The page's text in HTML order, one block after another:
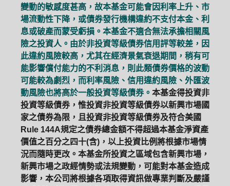
變動的敏感度甚高，故本基金可能會因利率上升、市
場流動性下降，或債券發行機構違約不支付本金、利
息或破產而蒙受虧損。本基金不適合無法承擔相關風
險之投資人。由於非投資等級債券信用評等較差，因
此違約風險較高，尤其在經濟景氣衰退期間，稍有可
能影響償付能力的不利消息，則此類債券價格的波動
可能較為劇烈，而利率風險、信用違約風險、外匯波
動風險也將高於一般投資等級債券。 本基金得投資非
投資等級債券，惟投資非投資等級債券以新興市場國
家之債券為限，且投資非投資等級債券及符合美國
Rule 144A規定之債券總金額不得超過本基金淨資產
價值之百分之四十(含)，以上投資比例將根據市場情
況而隨時更改。本基金所投資之區域包含新興市場，
新興市場之政經情勢或法規變動，可能對本基金造成
影響，本公司將根據各項取得資訊做專業判斷及嚴謹